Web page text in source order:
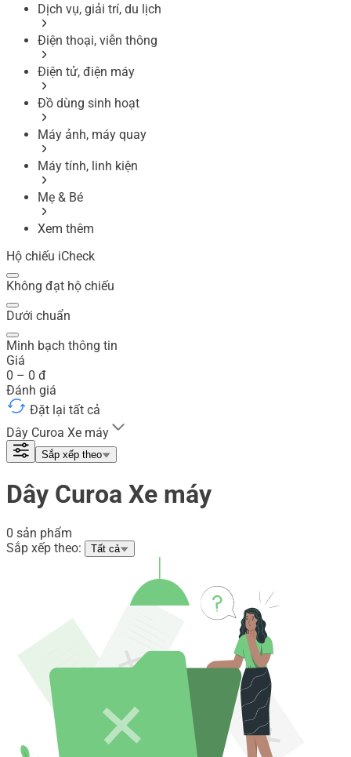
Dịch vụ, giải trí, du lịch
Điện thoại, viễn thông
Điện tử, điện máy
Đồ dùng sinh hoạt
Máy ảnh, máy quay
Máy tính, linh kiện
Mẹ & Bé
Xem thêm
Hộ chiếu iCheck
Không đạt hộ chiếu
Dưới chuẩn
Minh bạch thông tin
Giá
0 – 0 đ
Đánh giá
Đặt lại tất cả
Dây Curoa Xe máy
Sắp xếp theo
Dây Curoa Xe máy
0 sản phẩm
Sắp xếp theo:
Tất cả